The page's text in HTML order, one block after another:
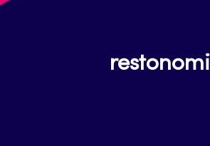
restonomi